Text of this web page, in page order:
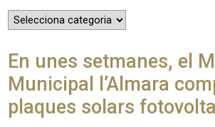
En unes setmanes, el
Municipal l’Almara
plaques solars